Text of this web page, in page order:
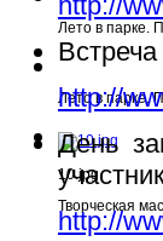
Лето в парке.
Лето в парке.
10.jpg
Творческая
http://
День
http://